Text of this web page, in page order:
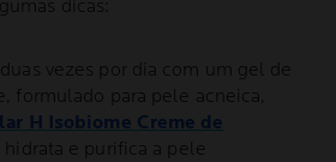
dicas:
vezes por dia com um gel de
formulado para pele acneica,
H Isobiome Creme de
hidrata e purifica a pele